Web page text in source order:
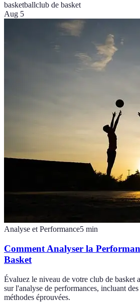
basketballclub de basket
Aug 5
Analyse et Performance5 min
Comment Analyser la
Basket
Évaluez le niveau de votre club de basket
sur l'analyse de performances, incluant
méthodes éprouvées.